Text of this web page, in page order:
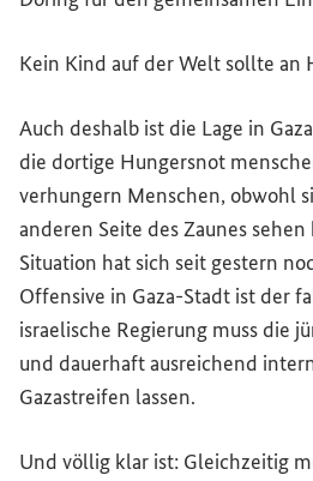
Kein Kind auf der Welt sollte an
Auch deshalb ist die Lage in
die dortige Hungersnot
verhungern Menschen, obwohl
anderen Seite des Zaunes
Situation hat sich seit gestern
Offensive in Gaza-Stadt ist der
israelische Regierung muss die
und dauerhaft ausreichend
Gazastreifen lassen.
Und völlig klar ist: Gleichzeitig